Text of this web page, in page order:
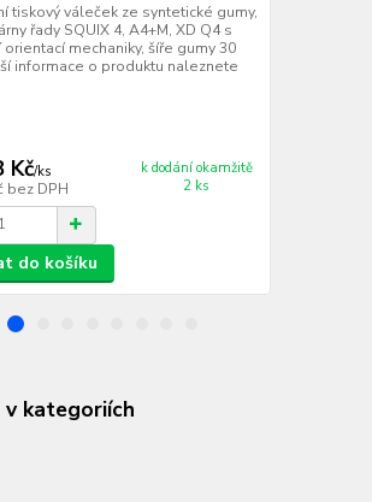
tiskový váleček ze syntetické gumy,
řady SQUIX 4, A4+M, XD Q4 s
orientací mechaniky, šíře gumy 30
informace o produktu naleznete
Kč/ks
bez DPH
k dodání okamžitě
2 ks
do košíku
v kategoriích